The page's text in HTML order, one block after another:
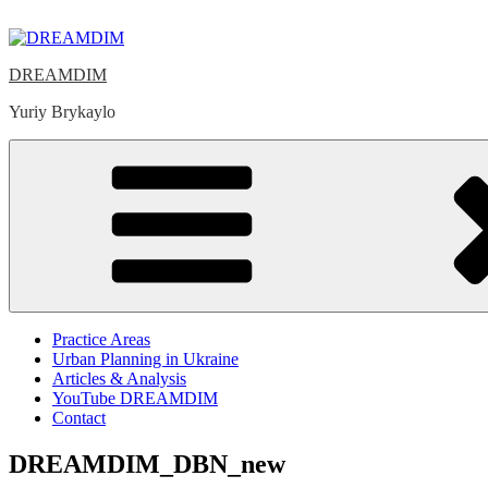
to
DREAMDIM
Yuriy Brykaylo
Practice Areas
Urban Planning in Ukraine
Articles & Analysis
YouTube DREAMDIM
Contact
DREAMDIM_DBN_new